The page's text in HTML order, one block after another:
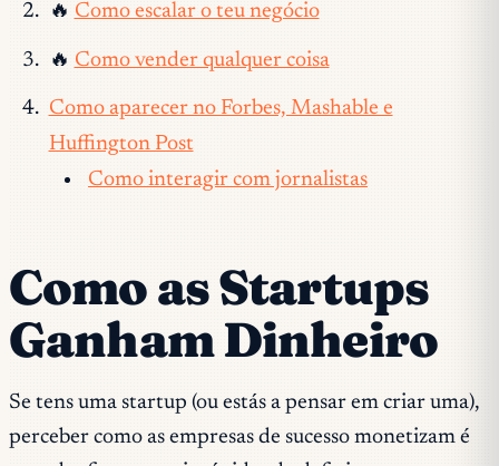
🔥 Como escalar o teu negócio
🔥 Como vender qualquer coisa
Como aparecer no Forbes, Mashable e
Huffington Post
Como interagir com jornalistas
Como as Startups
Ganham Dinheiro
Se tens uma startup (ou estás a pensar em criar uma),
perceber como as empresas de sucesso monetizam é